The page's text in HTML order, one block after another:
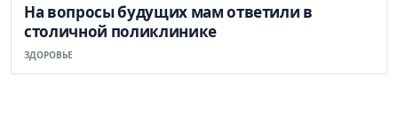
На вопросы будущих мам ответили в
столичной поликлинике
ЗДОРОВЬЕ